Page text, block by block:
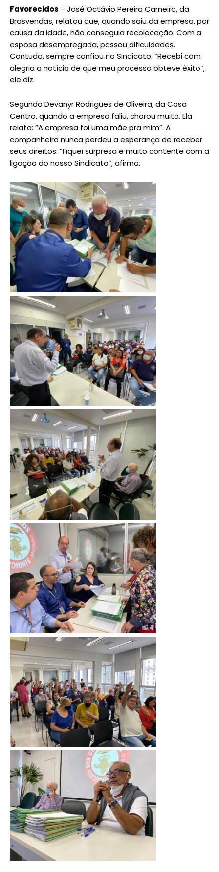
Favorecidos – José Octávio Pereira Carneiro, da
Brasvendas, relatou que, quando saiu da empresa, por
causa da idade, não conseguia recolocação. Com a
esposa desempregada, passou dificuldades.
Contudo, sempre confiou no Sindicato. “Recebi com
alegria a notícia de que meu processo obteve êxito”,
ele diz.
Segundo Devanyr Rodrigues de Oliveira, da Casa
Centro, quando a empresa faliu, chorou muito. Ela
relata: “A empresa foi uma mãe pra mim”. A
companheira nunca perdeu a esperança de receber
seus direitos. “Fiquei surpresa e muito contente com a
ligação do nosso Sindicato”, afirma.